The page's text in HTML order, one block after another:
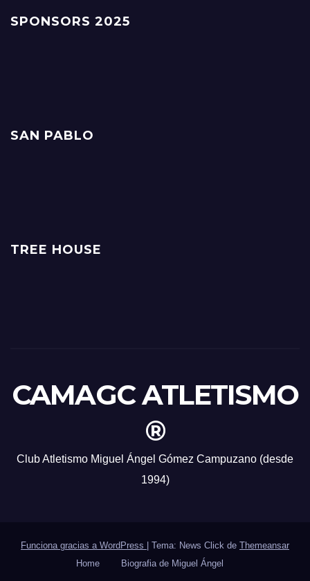
SPONSORS 2025
SAN PABLO
TREE HOUSE
CAMAGC ATLETISMO
®
Club Atletismo Miguel Ángel Gómez Campuzano (desde
1994)
Funciona gracias a WordPress Tema: News Click de Themeansar
Home
Biografia de Miguel Ángel